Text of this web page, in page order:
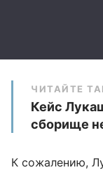
ЧИТАЙТЕ
Кейс
сборище
К сожалению,